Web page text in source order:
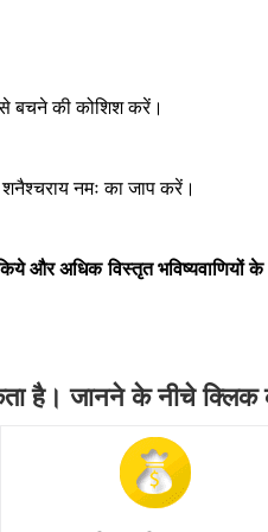
बचने की कोशिश करें।
नमः का जाप करें।
और अधिक विस्तृत भविष्यवाणियों के
है। जानने के नीचे